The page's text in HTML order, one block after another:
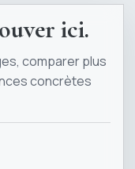
ici.
comparer plus
concrètes